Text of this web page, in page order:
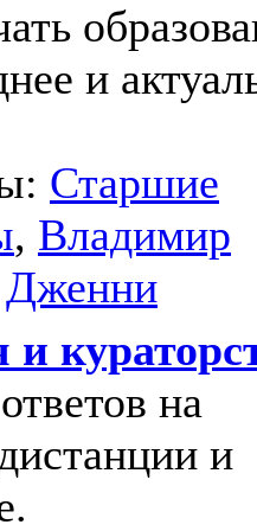
и
Старшие
, Владимир
Дженни
на
и